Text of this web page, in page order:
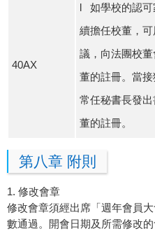
40AX
l 如學校的認可
續擔任校董，
議，向法團校
董的註冊。當
常任秘書長發
董的註冊。
第八章 附則
1. 修改會章
修改會章須經出席「週年會員
數通過。開會日期及所需修改